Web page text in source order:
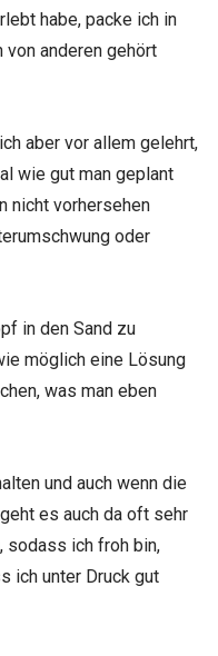
habe, packe ich in
von anderen gehört
aber vor allem gelehrt,
wie gut man geplant
nicht vorhersehen
oder
in den Sand zu
möglich eine Lösung
was man eben
und auch wenn die
es auch da oft sehr
sodass ich froh bin,
ich unter Druck gut